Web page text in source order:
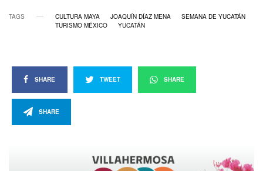
TAGS CULTURA MAYA JOAQUÍN DÍAZ MENA
SEMANA DE YUCATÁN
TURISMO MÉXICO
YUCATÁN
SHARE TWEET SHARE
SHARE